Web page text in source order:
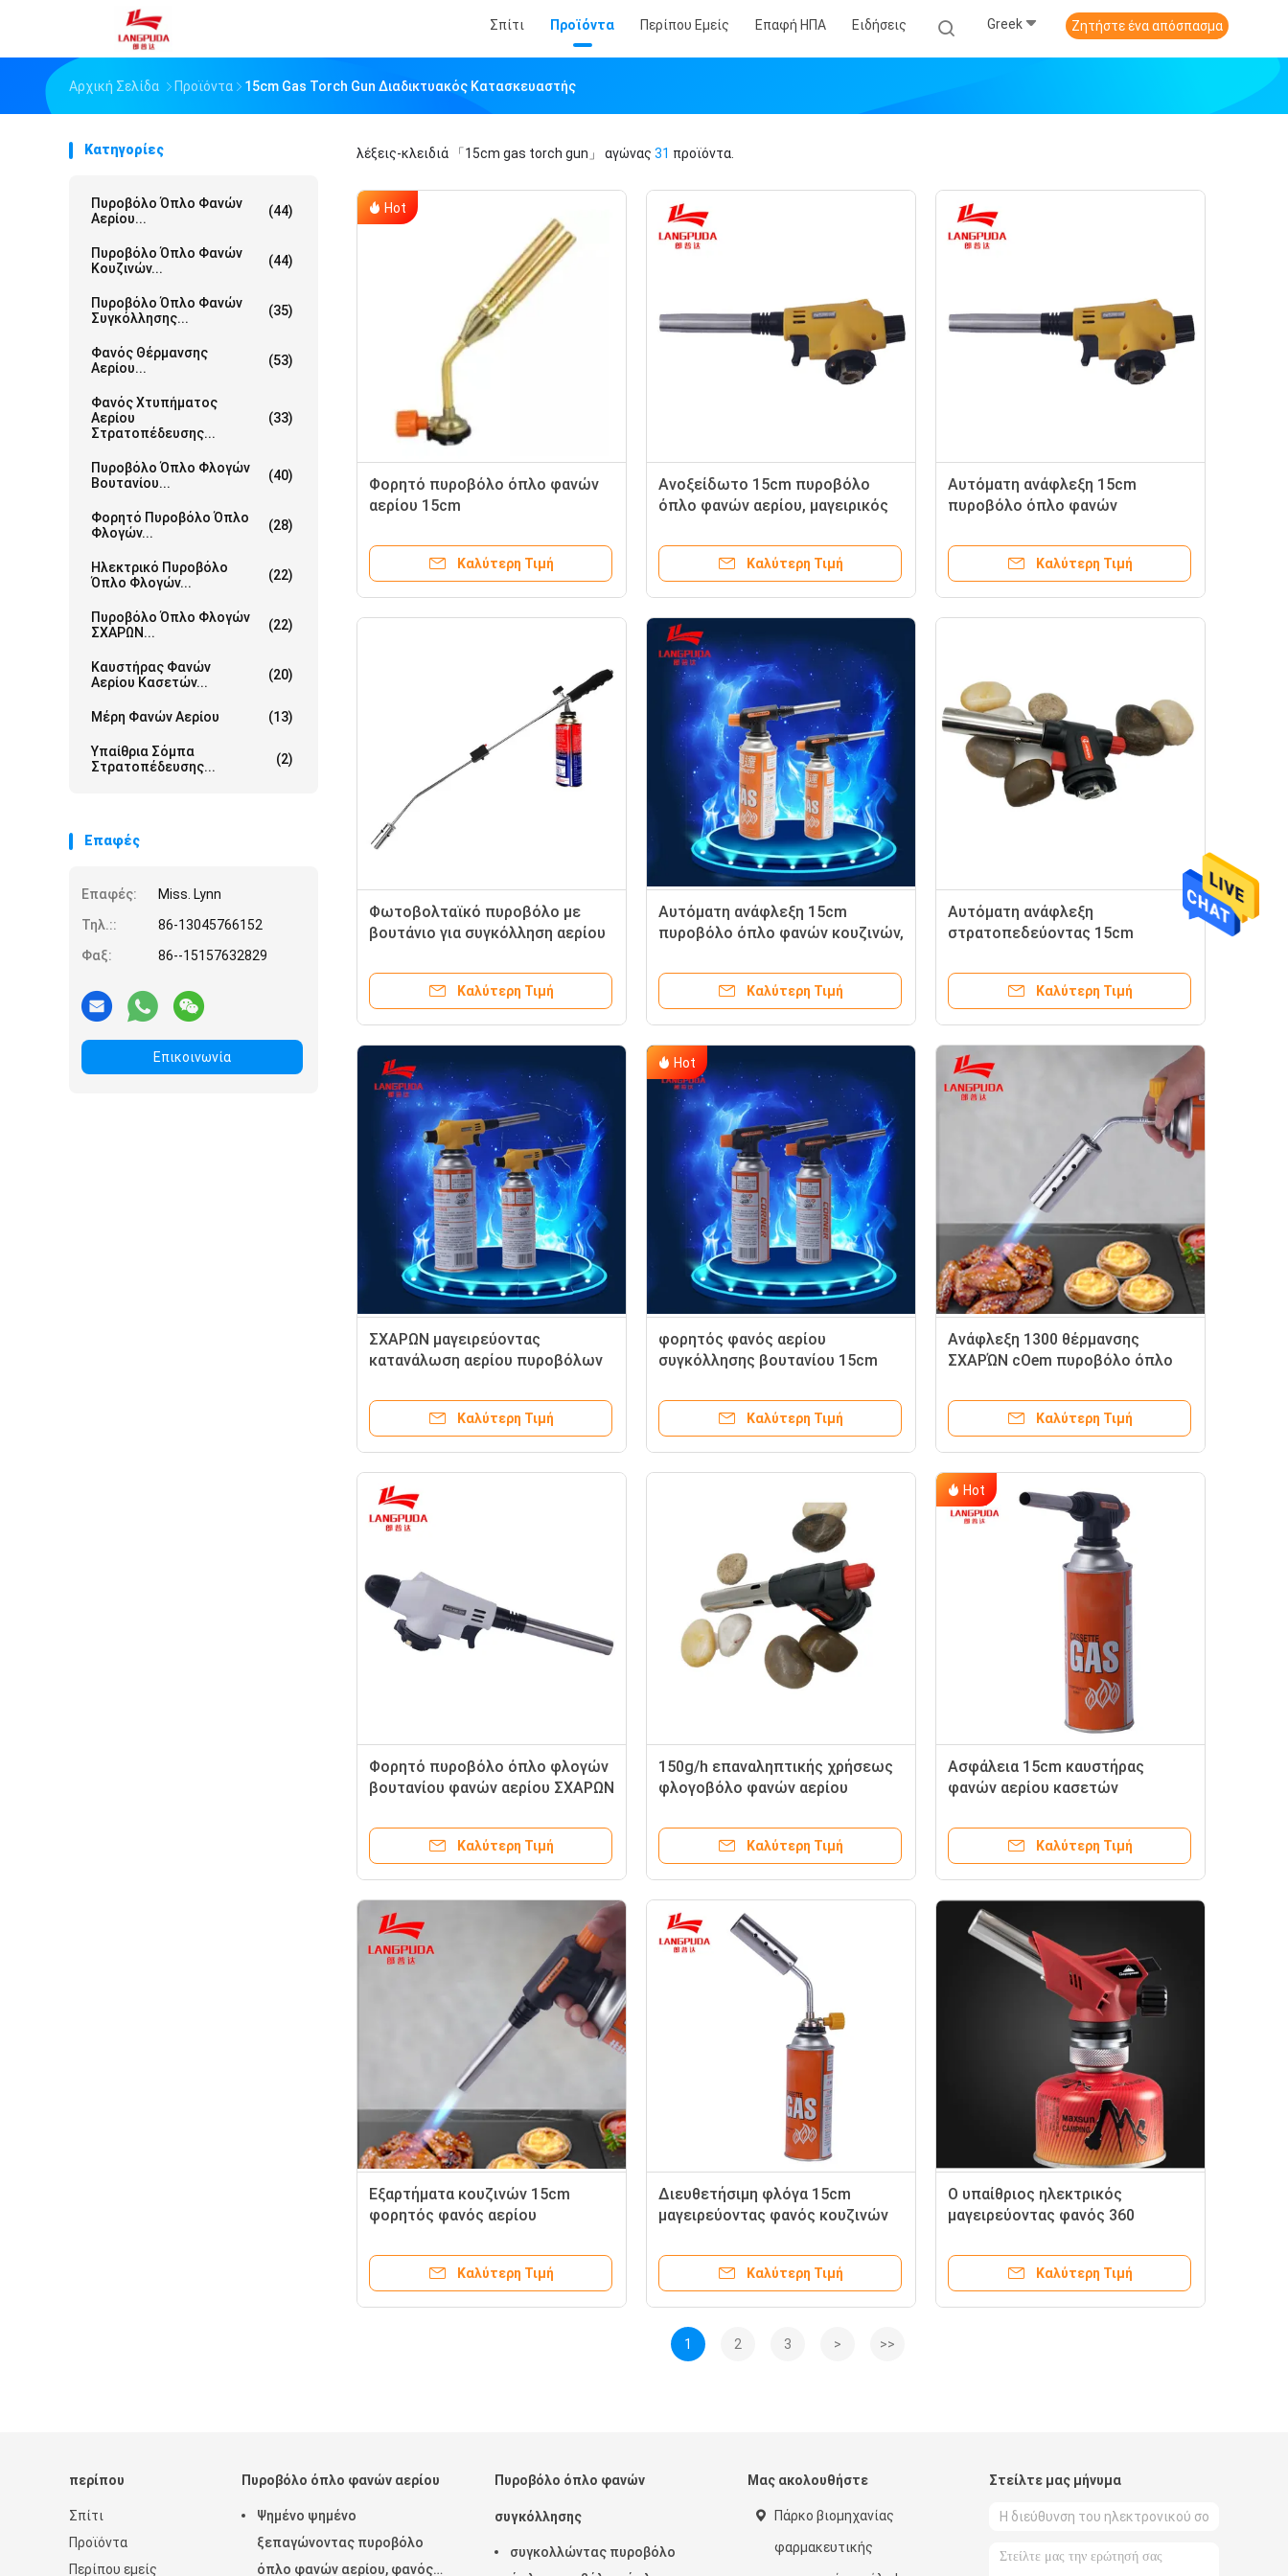
Σπίτι Προϊόντα Περίπου Εμείς Επαφή ΗΠΑ Ειδήσεις Greek Ζητήστε ένα απόσπασμα
Αρχική Σελίδα Προϊόντα 15cm Gas Torch Gun Διαδικτυακός Κατασκευαστής
Κατηγορίες
Πυροβόλο Όπλο Φανών
Αερίου...
(44)
Πυροβόλο Όπλο Φανών
Κουζινών...
(44)
Πυροβόλο Όπλο Φανών
Συγκόλλησης...
(35)
Φανός Θέρμανσης
Αερίου...
(53)
Φανός Χτυπήματος
Αερίου
Στρατοπέδευσης...
(33)
Πυροβόλο Όπλο Φλογών
Βουτανίου...
(40)
Φορητό Πυροβόλο Όπλο
Φλογών...
(28)
Ηλεκτρικό Πυροβόλο
Όπλο Φλογών...
(22)
Πυροβόλο Όπλο Φλογών
ΣΧΑΡΩΝ...
(22)
Καυστήρας Φανών
Αερίου Κασετών...
(20)
Μέρη Φανών Αερίου (13)
Υπαίθρια Σόμπα
Στρατοπέδευσης...
(2)
Επαφές
Επαφές:
Miss. Lynn
Τηλ.::
86-13045766152
Φαξ:
86--15157632829
Επικοινωνία
λέξεις-κλειδιά 「15cm gas torch gun」 αγώνας 31 προϊόντα.
Hot
Φορητό πυροβόλο όπλο φανών
αερίου 15cm
Καλύτερη Τιμή
Ανοξείδωτο 15cm πυροβόλο
όπλο φανών αερίου, μαγειρικός
Καλύτερη Τιμή
Αυτόματη ανάφλεξη 15cm
πυροβόλο όπλο φανών
Καλύτερη Τιμή
Φωτοβολταϊκό πυροβόλο με
βουτάνιο για συγκόλληση αερίου
καύση ζιζανίων Φωτοβολταϊκό
πυροβόλο με φλόγα 1300°C για
Καλύτερη Τιμή
Αυτόματη ανάφλεξη 15cm
πυροβόλο όπλο φανών κουζινών,
τροφίμων 1300 βαθμού
Καλύτερη Τιμή
Αυτόματη ανάφλεξη
στρατοπεδεύοντας 15cm
1300 Γ
Καλύτερη Τιμή
ΣΧΑΡΩΝ μαγειρεύοντας
κατανάλωση αερίου πυροβόλων
εργαλείων φορητή
Καλύτερη Τιμή
Hot
φορητός φανός αερίου
συγκόλλησης βουτανίου 15cm
Καλύτερη Τιμή
Ανάφλεξη 1300 θέρμανσης
ΣΧΑΡΏΝ cOem πυροβόλο όπλο
Καλύτερη Τιμή
Φορητό πυροβόλο όπλο φλογών
βουτανίου φανών αερίου ΣΧΑΡΩΝ
Καλύτερη Τιμή
150g/h επαναληπτικής χρήσεως
φλογοβόλο φανών αερίου
Καλύτερη Τιμή
Hot
Ασφάλεια 15cm καυστήρας
φανών αερίου κασετών
Καλύτερη Τιμή
Εξαρτήματα κουζινών 15cm
φορητός φανός αερίου
Καλύτερη Τιμή
Διευθετήσιμη φλόγα 15cm
μαγειρεύοντας φανός κουζινών
Καλύτερη Τιμή
Ο υπαίθριος ηλεκτρικός
μαγειρεύοντας φανός 360
περιστρέφεται χωρίς
προθέρμανσηΚαλύτερη Τιμή
1 2 3 > >>
περίπου
Σπίτι
Προϊόντα
Περίπου εμείς
Πυροβόλο όπλο φανών αερίου
Ψημένο ψημένο
ξεπαγώνοντας πυροβόλο
όπλο φανών αερίου, φανός
Πυροβόλο όπλο φανών
συγκόλλησης
συγκολλώντας πυροβόλο
Μας ακολουθήστε
Πάρκο βιομηχανίας
φαρμακευτικής
Στείλτε μας μήνυμα